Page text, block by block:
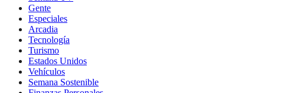
Gente
Especiales
Arcadia
Tecnología
Turismo
Estados Unidos
Vehículos
Semana Sostenible